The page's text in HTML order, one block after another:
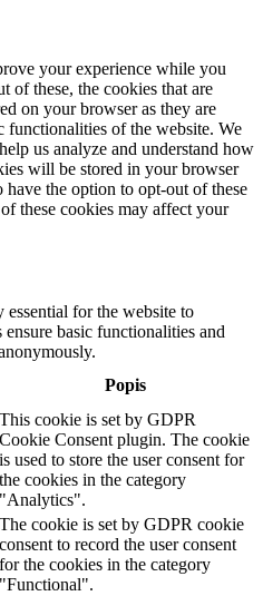
your experience while you
of these, the cookies that are
on your browser as they are
functionalities of the website. We
us analyze and understand how
will be stored in your browser
the option to opt-out of these
these cookies may affect your
essential for the website to
basic functionalities and
Popis
This cookie is set by GDPR
Cookie Consent plugin. The cookie
is used to store the user consent for
the cookies in the category
"Analytics".
The cookie is set by GDPR cookie
consent to record the user consent
for the cookies in the category
"Functional".